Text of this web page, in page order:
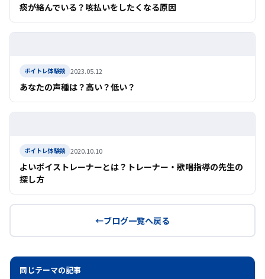
痰が絡んでいる？咳払いをしたくなる原因
ボイトレ体験談 2023.05.12
あなたの声種は？高い？低い？
ボイトレ体験談 2020.10.10
よいボイストレーナーとは？トレーナー・歌唱指導の先生の
探し方
ブログ一覧へ戻る
同じテーマの記事